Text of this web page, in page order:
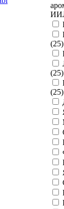
И
(25)
(25)
(25)